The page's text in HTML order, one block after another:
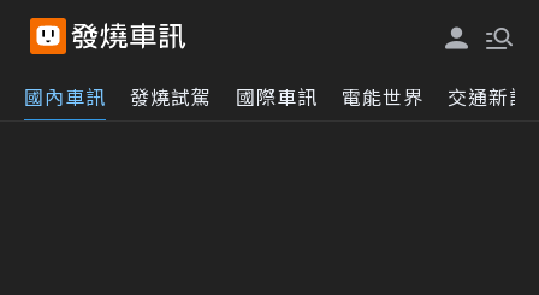
國內車訊 發燒試駕 國際車訊 電能世界 交通新訊